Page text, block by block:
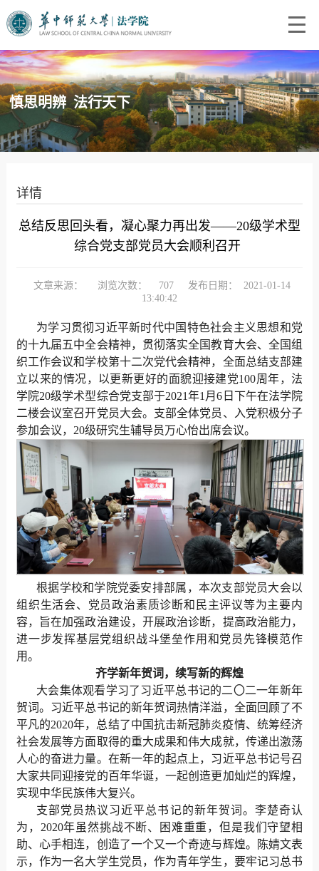
慎思明辨 法行天下
详情
总结反思回头看，凝心聚力再出发——20级学术型
综合党支部党员大会顺利召开
文章来源： 浏览次数： 707 发布日期：
2021-01-14
13:40:42
为学习贯彻习近平新时代中国特色社会主义思想和党
的十九届五中全会精神，贯彻落实全国教育大会、全国组
织工作会议和学校第十二次党代会精神，全面总结支部建
立以来的情况，以更新更好的面貌迎接建党100周年，法
学院20级学术型综合党支部于2021年1月6日下午在法学院
二楼会议室召开党员大会。支部全体党员、入党积极分子
参加会议，20级研究生辅导员万心怡出席会议。
根据学校和学院党委安排部属，本次支部党员大会以
组织生活会、党员政治素质诊断和民主评议等为主要内
容，旨在加强政治建设，开展政治诊断，提高政治能力，
进一步发挥基层党组织战斗堡垒作用和党员先锋模范作
用。
齐学新年贺词，续写新的辉煌
大会集体观看学习了习近平总书记的二〇二一年新年
贺词。习近平总书记的新年贺词热情洋溢，全面回顾了不
平凡的2020年，总结了中国抗击新冠肺炎疫情、统筹经济
社会发展等方面取得的重大成果和伟大成就，传递出激荡
人心的奋进力量。在新一年的起点上，习近平总书记号召
大家共同迎接党的百年华诞，一起创造更加灿烂的辉煌，
实现中华民族伟大复兴。
支部党员热议习近平总书记的新年贺词。李楚奇认
为，2020年虽然挑战不断、困难重重，但是我们守望相
助、心手相连，创造了一个又一个奇迹与辉煌。陈婧文表
示，作为一名大学生党员，作为青年学生，要牢记习总书